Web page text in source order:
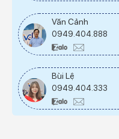
Văn Cảnh
0949.404.888
Bùi Lệ
0949.404.333